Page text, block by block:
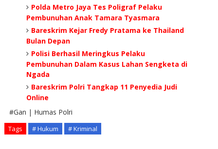
Polda Metro Jaya Tes Poligraf Pelaku
Pembunuhan Anak Tamara Tyasmara
Bareskrim Kejar Fredy Pratama ke Thailand
Bulan Depan
Polisi Berhasil Meringkus Pelaku
Pembunuhan Dalam Kasus Lahan Sengketa di
Ngada
Bareskrim Polri Tangkap 11 Penyedia Judi
Online
#Gan | Humas Polri
Tags # Hukum # Kriminal